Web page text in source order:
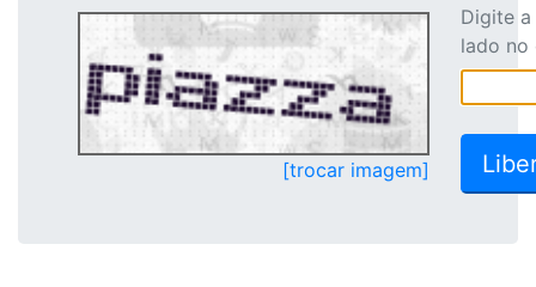
[trocar imagem]
Digite
lado no